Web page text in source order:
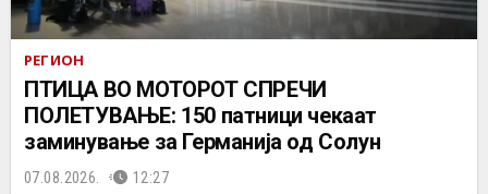
РЕГИОН
ПТИЦА ВО МОТОРОТ СПРЕЧИ
ПОЛЕТУВАЊЕ: 150 патници чекаат
заминување за Германија од Солун
07.08.2026. 12:27